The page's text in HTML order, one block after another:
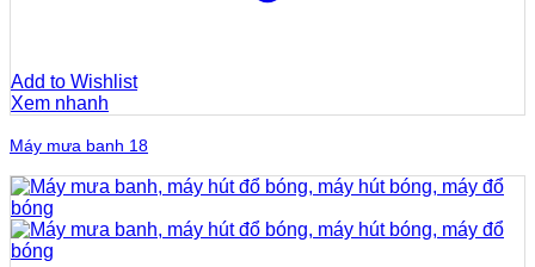
Add to Wishlist
Xem nhanh
Máy mưa banh 18